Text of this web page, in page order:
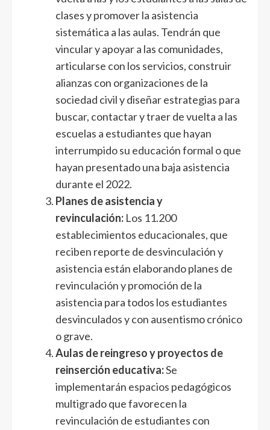
clases y promover la asistencia
sistemática a las aulas. Tendrán que
vincular y apoyar a las comunidades,
articularse con los servicios, construir
alianzas con organizaciones de la
sociedad civil y diseñar estrategias para
buscar, contactar y traer de vuelta a las
escuelas a estudiantes que hayan
interrumpido su educación formal o que
hayan presentado una baja asistencia
durante el 2022.
Planes de asistencia y
revinculación: Los 11.200
establecimientos educacionales, que
reciben reporte de desvinculación y
asistencia están elaborando planes de
revinculación y promoción de la
asistencia para todos los estudiantes
desvinculados y con ausentismo crónico
o grave.
Aulas de reingreso y proyectos de
reinserción educativa:Se
implementarán espacios pedagógicos
multigrado que favorecen la
revinculación de estudiantes con